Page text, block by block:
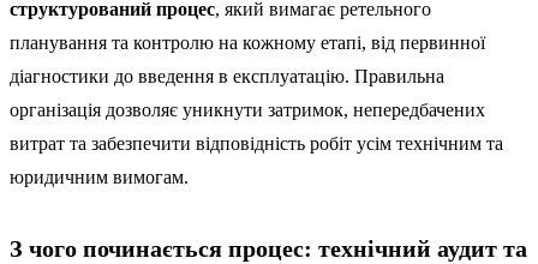
структурований процес, який вимагає ретельного
планування та контролю на кожному етапі, від первинної
діагностики до введення в експлуатацію. Правильна
організація дозволяє уникнути затримок, непередбачених
витрат та забезпечити відповідність робіт усім технічним та
юридичним вимогам.
З чого починається процес: технічний аудит та